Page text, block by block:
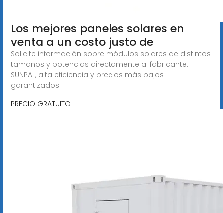
Los mejores paneles solares en
venta a un costo justo de
Solicite información sobre módulos solares de distintos
tamaños y potencias directamente al fabricante:
SUNPAL, alta eficiencia y precios más bajos
garantizados.
PRECIO GRATUITO